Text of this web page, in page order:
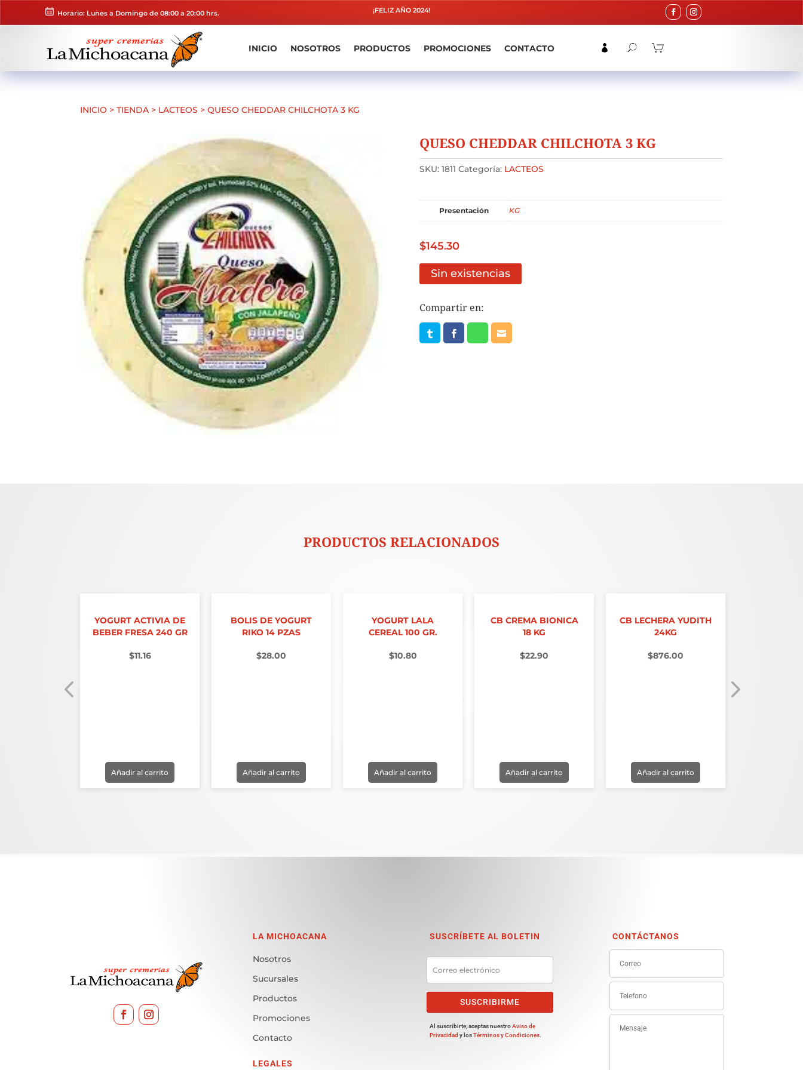
Horario: Lunes a Domingo de 08:00 a 20:00 hrs. ¡FELIZ AÑO 2024!
INICIO NOSOTROS PRODUCTOS PROMOCIONES CONTACTO
INICIO >TIENDA > LACTEOS >QUESO CHEDDAR CHILCHOTA 3 KG
QUESO CHEDDAR CHILCHOTA 3 KG
SKU: 1811 Categoría: LACTEOS
Presentación KG
$145.30
Sin existencias
Compartir en:
PRODUCTOS RELACIONADOS
YOGURT ACTIVIA DE
BEBER FRESA 240 GR
$11.16
Añadir al carrito
BOLIS DE YOGURT
RIKO 14 PZAS
$28.00
Añadir al carrito
YOGURT LALA
CEREAL 100 GR.
$10.80
Añadir al carrito
CB CREMA BIONICA
18 KG
$22.90
Añadir al carrito
CB LECHERA YUDITH
24KG
$876.00
Añadir al carrito
LA MICHOACANA
Nosotros
Sucursales
Productos
Promociones
Contacto
LEGALES
SUSCRÍBETE AL BOLETIN
SUSCRIBIRME
Al suscribirte, aceptas nuestroAviso de
Privacidad y losTérminos y Condiciones.
CONTÁCTANOS